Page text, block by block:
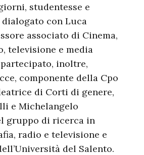
studentesse e
con Luca
associato di Cinema,
televisione e media
inoltre,
componente della Cpo
di Corti di genere,
e Michelangelo
gruppo di ricerca in
radio e televisione e
del Salento.